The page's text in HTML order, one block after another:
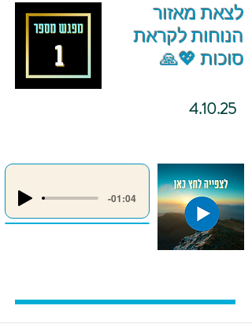
לצאת מאזור
הנוחות לקראת
סוכות 💖🙏
4.10.25
-01:04